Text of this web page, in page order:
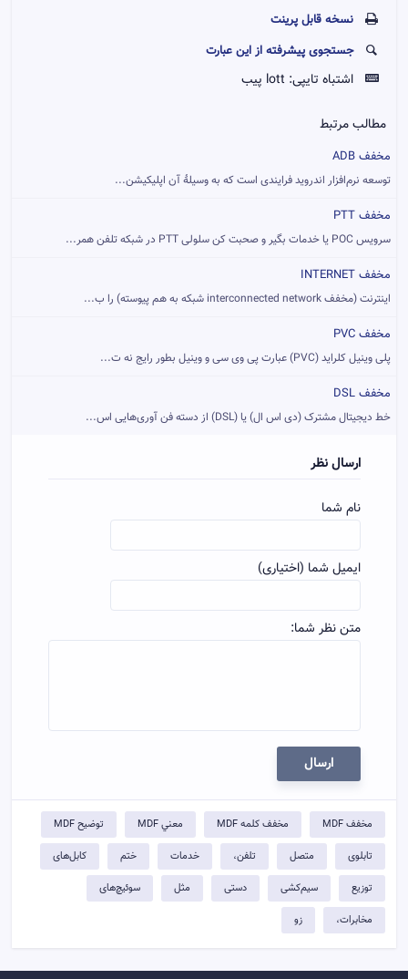
نسخه قابل پرينت
جستجوی پیشرفته از این عبارت
اشتباه تایپی: lott پیب
مطالب مرتبط
مخفف ADB
توسعه نرم‌افزار اندروید فرایندی است که به وسیلهٔ آن اپلیکیشن...
مخفف PTT
سرویس POC یا خدمات بگیر و صحبت کن سلولی PTT در شبکه تلفن همر...
مخفف INTERNET
اینترنت (مخفف interconnected network شبکه به هم پیوسته) را ب...
مخفف PVC
پلی وینیل کلراید (PVC) عبارت پی وی سی و وینیل بطور رایج نه ت...
مخفف DSL
خط دیجیتال مشترک (دی اس ال) یا (DSL) از دسته فن آوری‌هایی اس...
ارسال نظر
نام شما
ایمیل شما (اختیاری)
متن نظر شما:
ارسال
مخفف MDF مخفف کلمه MDF معني MDF توضيح MDF
تابلوی متصل تلفن، خدمات ختم کابل‌های
توزیع سیم‌کشی دستی مثل سوئیچ‌های
مخابرات، زو